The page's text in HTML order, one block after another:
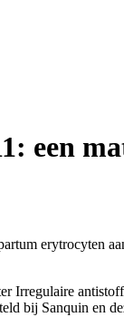
een
erytrocyten
Irregulaire
bij Sanquin en